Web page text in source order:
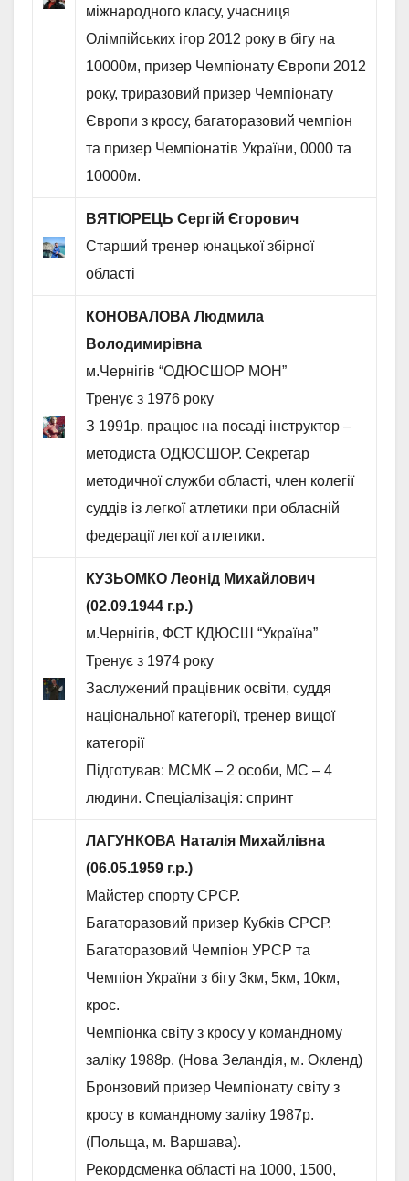
міжнародного класу, учасниця
Олімпійських ігор 2012 року в бігу на
10000м, призер Чемпіонату Європи 2012
року, триразовий призер Чемпіонату
Європи з кросу, багаторазовий чемпіон
та призер Чемпіонатів України, 0000 та
10000м.
ВЯТІОРЕЦЬ Сергій Єгорович
Старший тренер юнацької збірної
області
КОНОВАЛОВА Людмила
Володимирівна
м.Чернігів “ОДЮСШОР МОН”
Тренує з 1976 року
З 1991р. працює на посаді інструктор –
методиста ОДЮСШОР. Секретар
методичної служби області, член колегії
суддів із легкої атлетики при обласній
федерації легкої атлетики.
КУЗЬОМКО Леонід Михайлович
(02.09.1944 г.р.)
м.Чернігів, ФСТ КДЮСШ “Україна”
Тренує з 1974 року
Заслужений працівник освіти, суддя
національної категорії, тренер вищої
категорії
Підготував: МСМК – 2 особи, МС – 4
людини. Спеціалізація: спринт
ЛАГУНКОВА Наталія Михайлівна
(06.05.1959 г.р.)
Майстер спорту СРСР.
Багаторазовий призер Кубків СРСР.
Багаторазовий Чемпіон УРСР та
Чемпіон України з бігу 3км, 5км, 10км,
крос.
Чемпіонка світу з кросу у командному
заліку 1988р. (Нова Зеландія, м. Окленд)
Бронзовий призер Чемпіонату світу з
кросу в командному заліку 1987р.
(Польща, м. Варшава).
Рекордсменка області на 1000, 1500,